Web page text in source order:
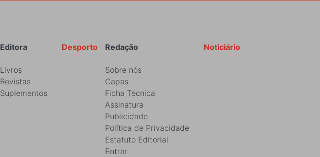
Noticiário
Redação
Sobre nós
Capas
Ficha Técnica
Assinatura
Publicidade
Política de Privacidade
Estatuto Editorial
Entrar
Desporto
Editora
Livros
Revistas
Suplementos